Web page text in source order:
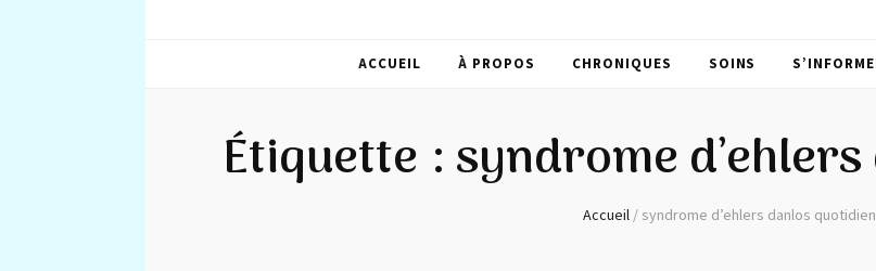
ACCUEIL À PROPOS CHRONIQUES SOINS
Étiquette :syndrome
Accueil/ syndrome d’ehlers danlos quotidien